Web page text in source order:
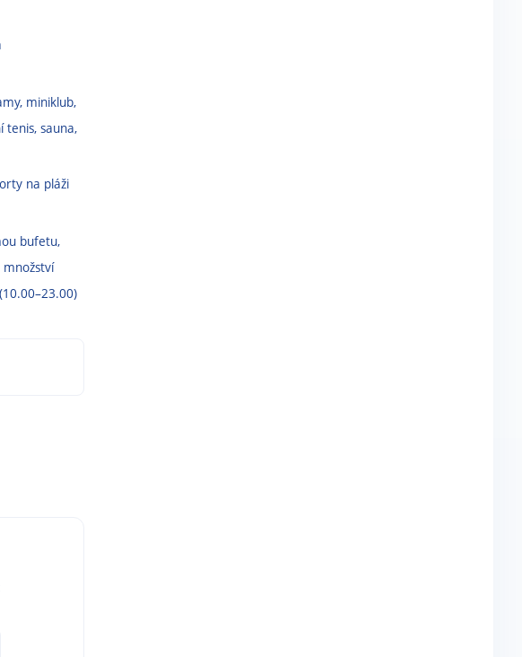
miniklub,
tenis, sauna,
na pláži
bufetu,
–23.00)